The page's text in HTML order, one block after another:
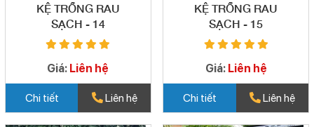
KỆ TRỒNG RAU
SẠCH - 14
Giá: Liên hệ
Chi tiết Liên hệ
KỆ TRỒNG RAU
SẠCH - 15
Giá: Liên hệ
Chi tiết Liên hệ